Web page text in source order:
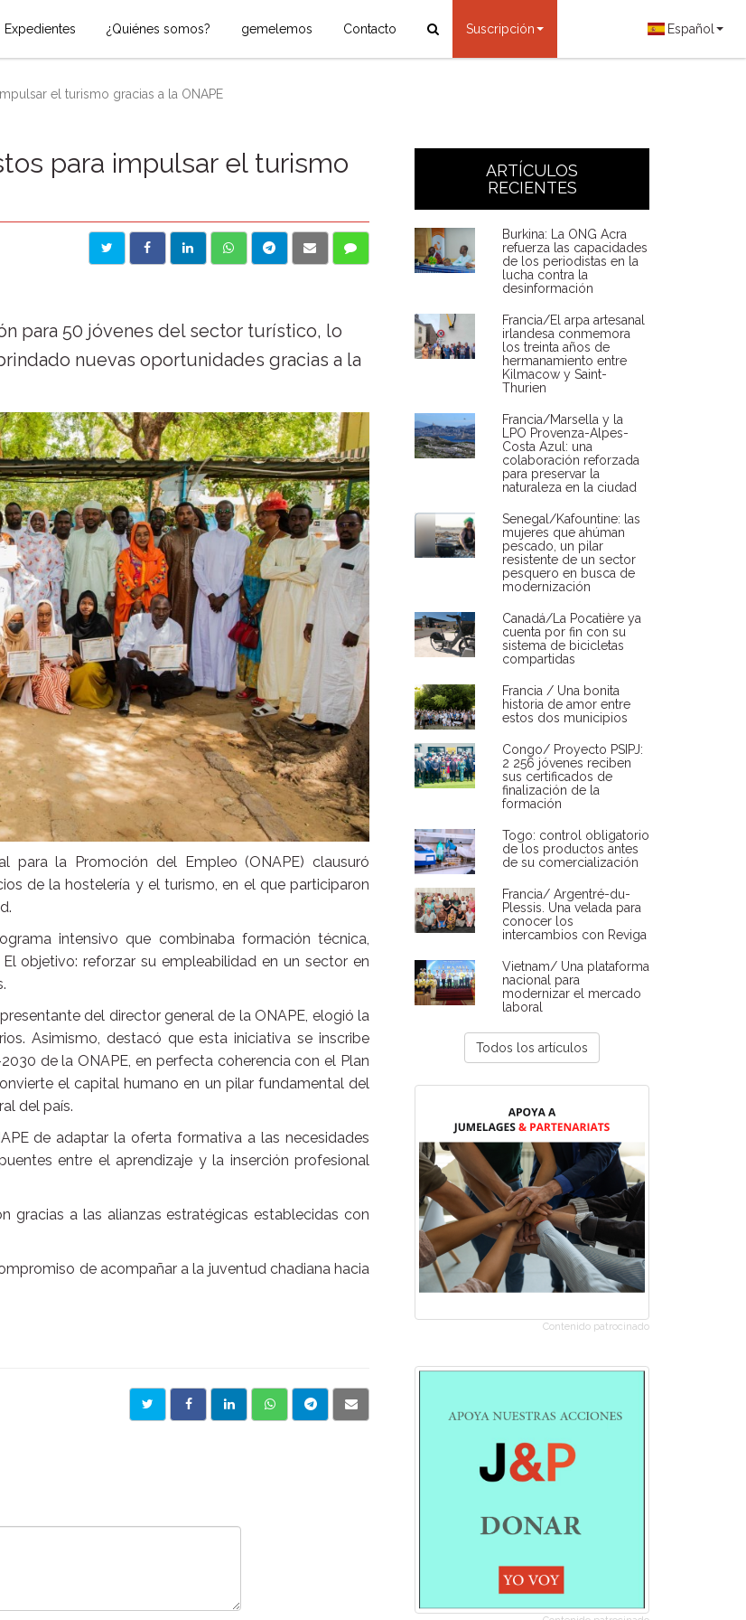
Expedientes ¿Quiénes somos? gemelemos Contacto Suscripción Español
el turismo gracias a la ONAPE
para impulsar el turismo
para 50 jóvenes del sector turístico, lo
nuevas oportunidades gracias a la
para la Promoción del Empleo (ONAPE) clausuró
de la hostelería y el turismo, en el que participaron
intensivo que combinaba formación técnica,
objetivo: reforzar su empleabilidad en un sector en
del director general de la ONAPE, elogió la
Asimismo, destacó que esta iniciativa se inscribe
de la ONAPE, en perfecta coherencia con el Plan
el capital humano en un pilar fundamental del
del país.
de adaptar la oferta formativa a las necesidades
entre el aprendizaje y la inserción profesional
gracias a las alianzas estratégicas establecidas con
de acompañar a la juventud chadiana hacia
ARTÍCULOS
RECIENTES
Burkina: La ONG Acra
refuerza las capacidades
de los periodistas en la
lucha contra la
desinformación
Francia/El arpa artesanal
irlandesa conmemora
los treinta años de
hermanamiento entre
Kilmacow y Saint-
Thurien
Francia/Marsella y la
LPO Provenza-Alpes-
Costa Azul: una
colaboración reforzada
para preservar la
naturaleza en la ciudad
Senegal/Kafountine: las
mujeres que ahúman
pescado, un pilar
resistente de un sector
pesquero en busca de
modernización
Canadá/La Pocatière ya
cuenta por fin con su
sistema de bicicletas
compartidas
Francia / Una bonita
historia de amor entre
estos dos municipios
Congo/ Proyecto PSIPJ:
2 256 jóvenes reciben
sus certificados de
finalización de la
formación
Togo: control obligatorio
de los productos antes
de su comercialización
Francia/ Argentré-du-
Plessis. Una velada para
conocer los
intercambios con Reviga
Vietnam/ Una plataforma
nacional para
modernizar el mercado
laboral
Todos los artículos
Contenido patrocinado